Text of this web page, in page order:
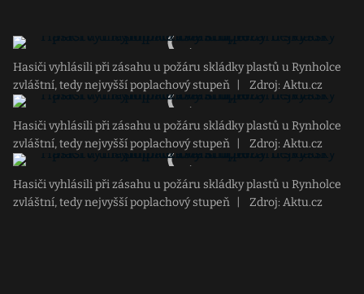
Hasiči vyhlásili při zásahu u požáru skládky plastů u Rynholce
zvláštní, tedy nejvyšší poplachový stupeň
Zdroj: Aktu.cz
Hasiči vyhlásili při zásahu u požáru skládky plastů u Rynholce
zvláštní, tedy nejvyšší poplachový stupeň
Zdroj: Aktu.cz
Hasiči vyhlásili při zásahu u požáru skládky plastů u Rynholce
zvláštní, tedy nejvyšší poplachový stupeň
Zdroj: Aktu.cz